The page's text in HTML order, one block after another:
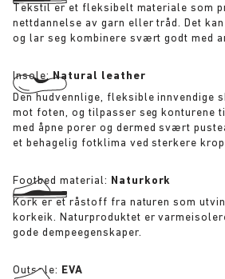
Tekstil er et fleksibelt materiale som
nettdannelse av garn eller tråd. Det
og lar seg kombinere svært godt med
Insole:Natural leather
Den hudvennlige, fleksible innvendige
mot foten, og tilpasser seg konturene
med åpne porer og dermed svært
et behagelig fotklima ved sterkere
Footbed material: Naturkork
Kork er et råstoff fra naturen som
korkeik. Naturproduktet er
gode dempeegenskaper.
Outsole: EVA